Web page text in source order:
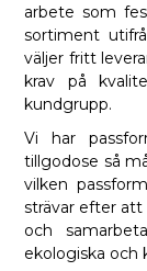
arbete som
sortiment
väljer fritt
krav på
kundgrupp.
Vi har
tillgodose så
vilken
strävar efter
och
ekologiska och